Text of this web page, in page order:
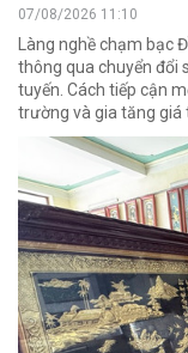
07/08/2026 11:10
Làng nghề chạm bạc
thông qua chuyển đổi
tuyến. Cách tiếp cận
trường và gia tăng giá